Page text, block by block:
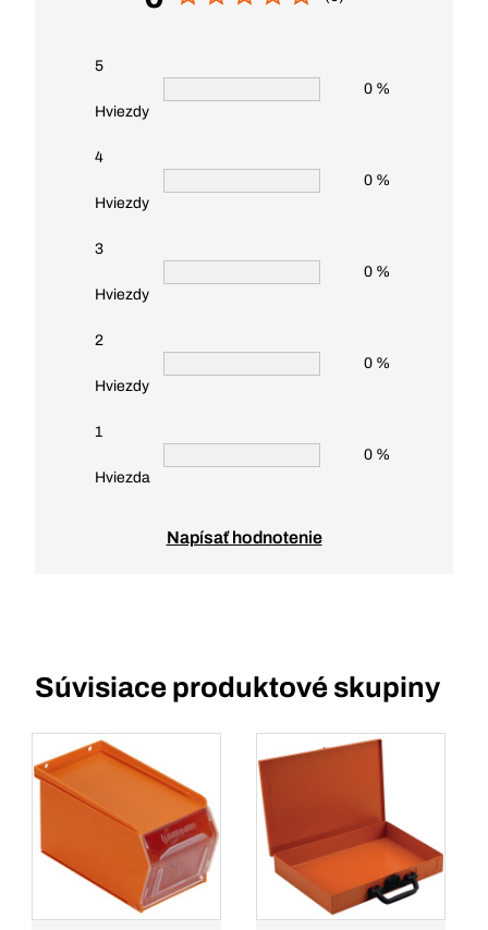
5
Hviezdy
0 %
4
Hviezdy
0 %
3
Hviezdy
0 %
2
Hviezdy
0 %
1
Hviezda
0 %
Napísať hodnotenie
Súvisiace produktové skupiny